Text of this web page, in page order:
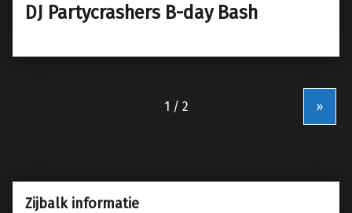
DJ Partycrashers B-day Bash
»
Zijbalk informatie